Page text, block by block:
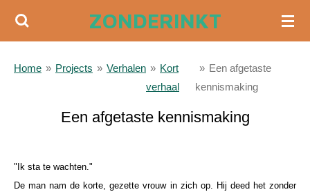
Ga
de
ZONDERINKT
Home » Projects » Verhalen » Kort
verhaal
» Een afgetaste
kennismaking
Een afgetaste kennismaking
"Ik sta te wachten."
De man nam de korte, gezette vrouw in zich op. Hij deed het zonder